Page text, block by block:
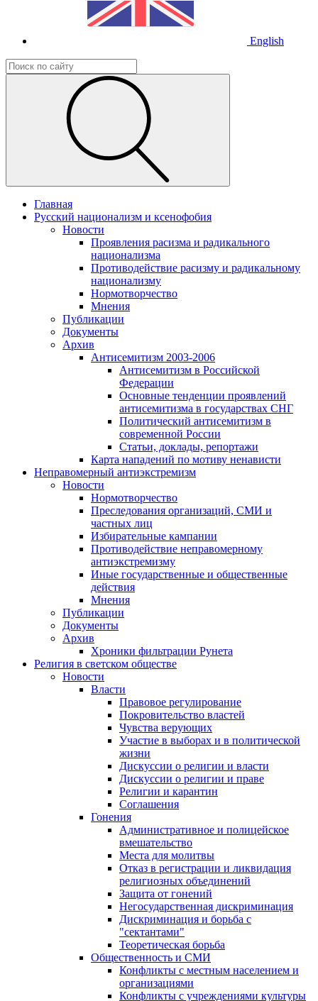
English
Главная
Русский национализм и ксенофобия
Новости
Проявления расизма и радикального
национализма
Противодействие расизму и радикальному
национализму
Нормотворчество
Мнения
Публикации
Документы
Архив
Антисемитизм 2003-2006
Антисемитизм в Российской
Федерации
Основные тенденции проявлений
антисемитизма в государствах СНГ
Политический антисемитизм в
современной России
Статьи, доклады, репортажи
Карта нападений по мотиву ненависти
Неправомерный антиэкстремизм
Новости
Нормотворчество
Преследования организаций, СМИ и
частных лиц
Избирательные кампании
Противодействие неправомерному
антиэкстремизму
Иные государственные и общественные
действия
Мнения
Публикации
Документы
Архив
Хроники фильтрации Рунета
Религия в светском обществе
Новости
Власти
Правовое регулирование
Покровительство властей
Чувства верующих
Участие в выборах и в политической
жизни
Дискуссии о религии и власти
Дискуссии о религии и праве
Религии и карантин
Соглашения
Гонения
Административное и полицейское
вмешательство
Места для молитвы
Отказ в регистрации и ликвидация
религиозных объединений
Защита от гонений
Негосударственная дискриминация
Дискриминация и борьба с
"сектантами"
Теоретическая борьба
Общественность и СМИ
Конфликты с местным населением и
организациями
Конфликты с учреждениями культуры